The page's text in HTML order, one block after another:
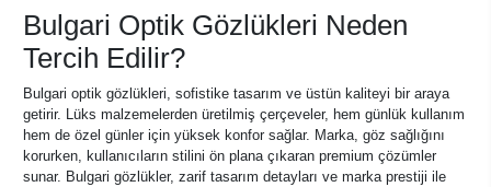
Bulgari Optik Gözlükleri Neden
Tercih Edilir?
Bulgari optik gözlükleri, sofistike tasarım ve üstün kaliteyi bir araya
getirir. Lüks malzemelerden üretilmiş çerçeveler, hem günlük kullanım
hem de özel günler için yüksek konfor sağlar. Marka, göz sağlığını
korurken, kullanıcıların stilini ön plana çıkaran premium çözümler
sunar. Bulgari gözlükler, zarif tasarım detayları ve marka prestiji ile